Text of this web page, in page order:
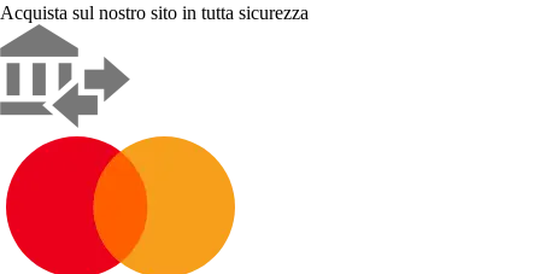
Acquista sul nostro sito in tutta sicurezza